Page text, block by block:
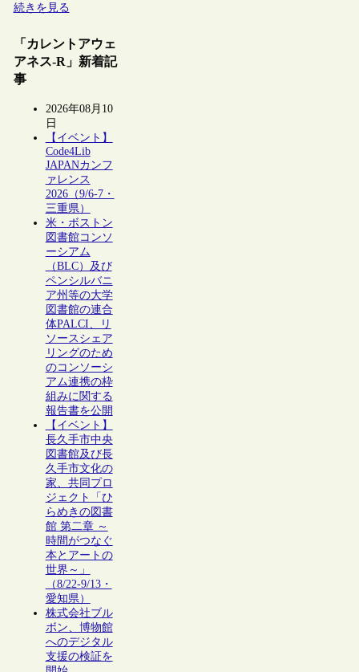
続きを見る
「カレントアウェ
アネス-R」新着記
事
2026年08月10
日
【イベント】
Code4Lib
JAPANカンフ
ァレンス
2026（9/6-7・
三重県）
米・ボストン
図書館コンソ
ーシアム
（BLC）及び
ペンシルバニ
ア州等の大学
図書館の連合
体PALCI、リ
ソースシェア
リングのため
のコンソーシ
アム連携の枠
組みに関する
報告書を公開
【イベント】
長久手市中央
図書館及び長
久手市文化の
家、共同プロ
ジェクト「ひ
らめきの図書
館 第二章 ～
時間がつなぐ
本とアートの
世界～」
（8/22-9/13・
愛知県）
株式会社ブル
ボン、博物館
へのデジタル
支援の検証を